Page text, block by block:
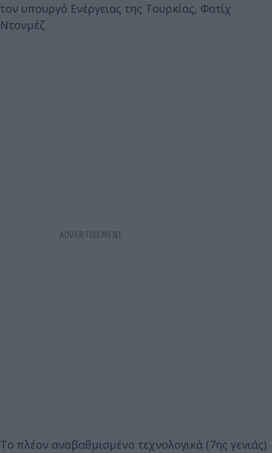
τον υπουργό Ενέργειας της Τουρκίας, Φατίχ
Ντονμέζ.
Το πλέον αναβαθμισμένο τεχνολογικά (7ης γενιάς)